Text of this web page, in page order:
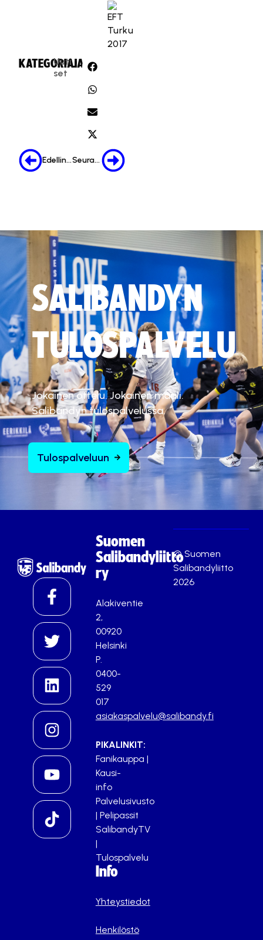
KATEGORIA:
Uuti
set
JAA:
Edellinen Seuraava
SALIBANDYN
TULOSPALVELU
Jokainen ottelu. Jokainen maali.
Salibandyn tulospalvelussa.
Tulospalveluun
Suomen
Salibandyliitto
ry
Alakiventie
2,
00920
Helsinki
P.
0400-
529
017
asiakaspalvelu@salibandy.fi
PIKALINKIT:
Fanikauppa |
Kausi-
info
Palvelusivusto
| Pelipassit
SalibandyTV
|
Tulospalvelu
Info
Yhteystiedot
Henkilöstö
© Suomen
Salibandyliitto
2026